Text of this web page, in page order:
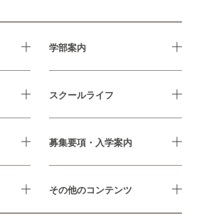
学部案内
スクールライフ
募集要項・入学案内
その他のコンテンツ